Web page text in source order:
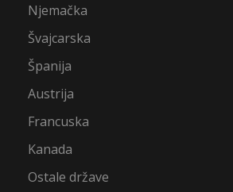
Njemačka
Švajcarska
Španija
Austrija
Francuska
Kanada
Ostale države